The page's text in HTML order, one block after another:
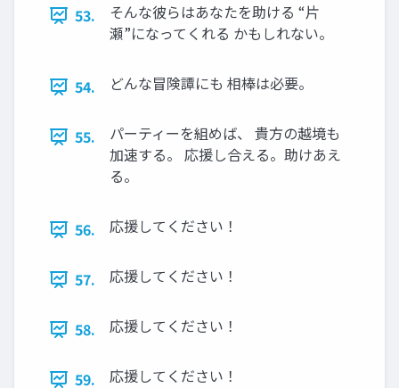
53.
そんな彼らはあなたを助ける “片
瀬”になってくれる かもしれない。
54. どんな冒険譚にも 相棒は必要。
55.
パーティーを組めば、 貴方の越境も
加速する。 応援し合える。助けあえ
る。
56. 応援してください！
57. 応援してください！
58. 応援してください！
59. 応援してください！